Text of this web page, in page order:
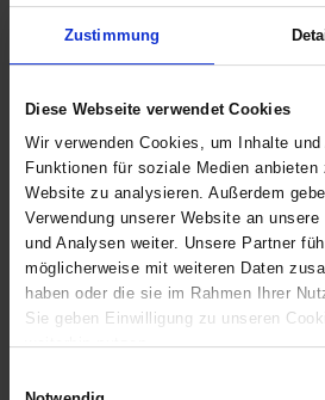
Zustimmung
Diese Webseite verwendet Cookies
Wir verwenden Cookies, um Inhalte
Funktionen für soziale Medien
Website zu analysieren. Außerdem
Verwendung unserer Website an
und Analysen weiter. Unsere Partner
möglicherweise mit weiteren Daten
haben oder die sie im Rahmen Ihrer
Sie geben Einwilligung zu unseren
weiterhin nutzen.
KATEGORIEN
Keine Kategorien
META
Anmelden